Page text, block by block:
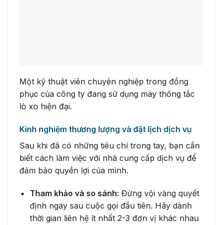
Một kỹ thuật viên chuyên nghiệp trong đồng
phục của công ty đang sử dụng máy thông tắc
lò xo hiện đại.
Kinh nghiệm thương lượng và đặt lịch dịch vụ
Sau khi đã có những tiêu chí trong tay, bạn cần
biết cách làm việc với nhà cung cấp dịch vụ để
đảm bảo quyền lợi của mình.
Tham khảo và so sánh: Đừng vội vàng quyết
định ngay sau cuộc gọi đầu tiên. Hãy dành
thời gian liên hệ ít nhất 2-3 đơn vị khác nhau